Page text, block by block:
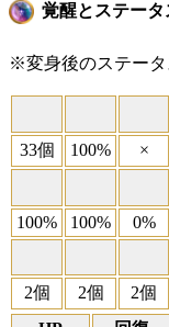
覚醒とステータ
※変身後のステー
33個 100% ×
100% 100% 0%
2個 2個 2個